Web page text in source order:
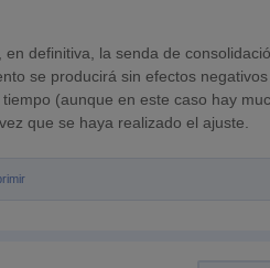
definitiva, la senda de
se producirá sin efectos negativos
(aunque en este caso hay
que se haya realizado el ajuste.